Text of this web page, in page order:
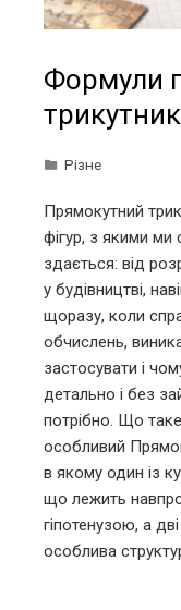
Формули
Різне
Прямокутний
фігур, з якими ми
здається: від
у будівництві,
щоразу, коли
обчислень,
застосувати і
детально і без
потрібно. Що
особливий
в якому один із
що лежить
гіпотенузою, а
особлива